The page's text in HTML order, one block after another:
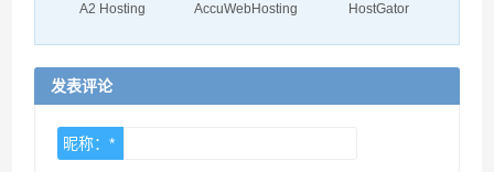
A2 Hosting AccuWebHosting HostGator
发表评论
昵称：*